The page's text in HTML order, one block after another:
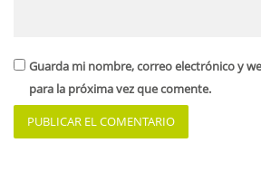
Guarda mi nombre, correo electrónico y
para la próxima vez que comente.